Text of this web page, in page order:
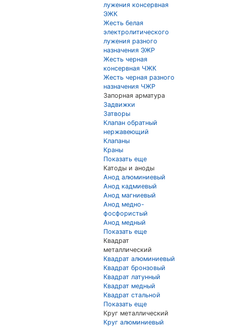
лужения консервная
ЭЖК
Жесть белая
электролитического
лужения разного
назначения ЭЖР
Жесть черная
консервная ЧЖК
Жесть черная разного
назначения ЧЖР
Запорная арматура
Задвижки
Затворы
Клапан обратный
нержавеющий
Клапаны
Краны
Показать еще
Катоды и аноды
Анод алюминиевый
Анод кадмиевый
Анод магниевый
Анод медно-
фосфористый
Анод медный
Показать еще
Квадрат
металлический
Квадрат алюминиевый
Квадрат бронзовый
Квадрат латунный
Квадрат медный
Квадрат стальной
Показать еще
Круг металлический
Круг алюминиевый